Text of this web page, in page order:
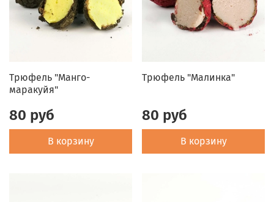
Трюфель "Манго-
маракуйя"
80 руб
В корзину
Трюфель "Малинка"
80 руб
В корзину